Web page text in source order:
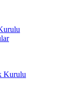
Kurulu